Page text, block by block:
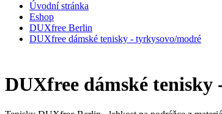
Úvodní stránka
Eshop
DUXfree Berlin
DUXfree dámské tenisky - tyrkysovo/modré
DUXfree dámské